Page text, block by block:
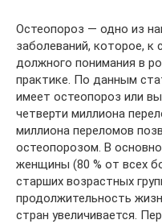
Остеопороз — одно из
заболеваний, которое,
должного понимания в
практике. По данным
имеет остеопороз или
четверти миллиона
миллиона переломов
остеопорозом. В
женщины (80 % от всех
старших возрастных
продолжительность
стран увеличивается.